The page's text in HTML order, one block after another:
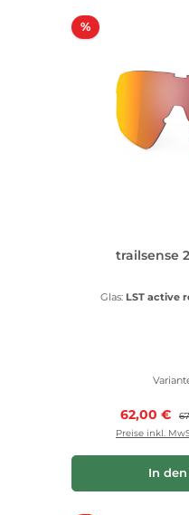
%Rabatt
trailsense
Glas: LST active
62,00 €
Preise inkl.
In